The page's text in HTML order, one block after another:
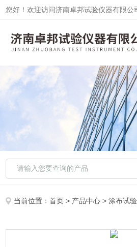
您好！欢迎访问济南卓邦试验仪器有限公
当前位置：首页 > 产品中心 >涂布试